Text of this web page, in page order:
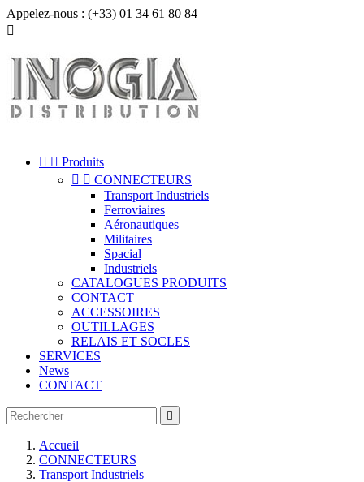
Appelez-nous : (+33) 01 34 61 80 84

  Produits
  CONNECTEURS
Transport Industriels
Ferroviaires
Aéronautiques
Militaires
Spacial
Industriels
CATALOGUES PRODUITS
CONTACT
ACCESSOIRES
OUTILLAGES
RELAIS ET SOCLES
SERVICES
News
CONTACT

Accueil
CONNECTEURS
Transport Industriels